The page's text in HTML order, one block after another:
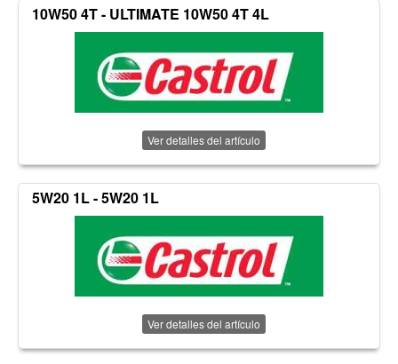
10W50 4T - ULTIMATE 10W50 4T 4L
Ver detalles del artículo
5W20 1L - 5W20 1L
Ver detalles del artículo